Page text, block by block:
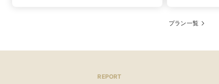
プラン一覧
REPORT